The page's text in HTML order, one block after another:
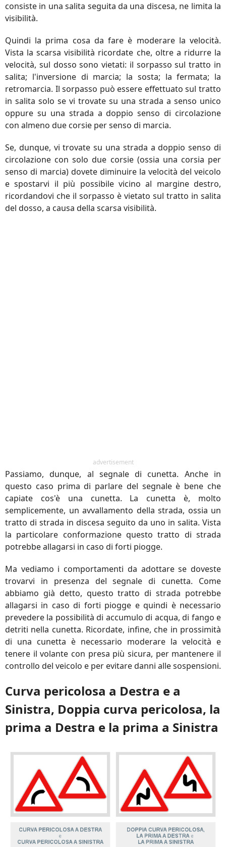
consiste in una salita seguita da una discesa, ne limita la
visibilità.
Quindi la prima cosa da fare è moderare la velocità.
Vista la scarsa visibilità ricordate che, oltre a ridurre la
velocità, sul dosso sono vietati: il sorpasso sul tratto in
salita; l'inversione di marcia; la sosta; la fermata; la
retromarcia. Il sorpasso può essere effettuato sul tratto
in salita solo se vi trovate su una strada a senso unico
oppure su una strada a doppio senso di circolazione
con almeno due corsie per senso di marcia.
Se, dunque, vi trovate su una strada a doppio senso di
circolazione con solo due corsie (ossia una corsia per
senso di marcia) dovete diminuire la velocità del veicolo
e spostarvi il più possibile vicino al margine destro,
ricordandovi che il sorpasso è vietato sul tratto in salita
del dosso, a causa della scarsa visibilità.
advertisement
Passiamo, dunque, al segnale di cunetta. Anche in
questo caso prima di parlare del segnale è bene che
capiate cos'è una cunetta. La cunetta è, molto
semplicemente, un avvallamento della strada, ossia un
tratto di strada in discesa seguito da uno in salita. Vista
la particolare conformazione questo tratto di strada
potrebbe allagarsi in caso di forti piogge.
Ma vediamo i comportamenti da adottare se doveste
trovarvi in presenza del segnale di cunetta. Come
abbiamo già detto, questo tratto di strada potrebbe
allagarsi in caso di forti piogge e quindi è necessario
prevedere la possibilità di accumulo di acqua, di fango e
detriti nella cunetta. Ricordate, infine, che in prossimità
di una cunetta è necessario moderare la velocità e
tenere il volante con presa più sicura, per mantenere il
controllo del veicolo e per evitare danni alle sospensioni.
Curva pericolosa a Destra e a
Sinistra, Doppia curva pericolosa, la
prima a Destra e la prima a Sinistra